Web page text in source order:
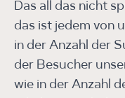
Das all das nicht
das ist jedem von
in der Anzahl der
der Besucher
wie in der Anzahl